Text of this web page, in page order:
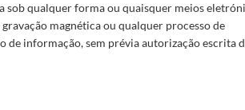
sob qualquer forma ou quaisquer meios
magnética ou qualquer processo de
de informação, sem prévia autorização escrita